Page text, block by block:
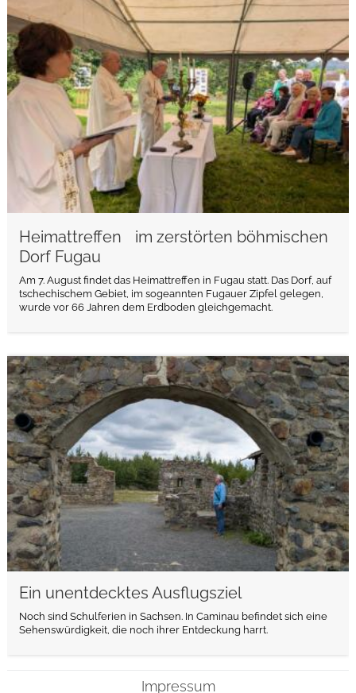
Heimattreffen im zerstörten böhmischen
Dorf Fugau
Am 7. August findet das Heimattreffen in Fugau statt. Das Dorf, auf
tschechischem Gebiet, im sogeannten Fugauer Zipfel gelegen,
wurde vor 66 Jahren dem Erdboden gleichgemacht.
weiterlesen
Ein unentdecktes Ausflugsziel
Noch sind Schulferien in Sachsen. In Caminau befindet sich eine
Sehenswürdigkeit, die noch ihrer Entdeckung harrt.
weiterlesen
Impressum